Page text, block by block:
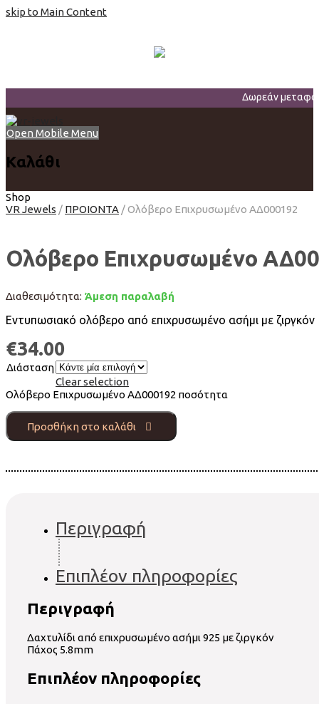
skip to Main Content
Δωρεάν
Open Mobile Menu
Καλάθι
Shop
VR Jewels / ΠΡΟΙΟΝΤΑ /Ολόβερο Επιχρυσωμένο ΑΔ000192
Ολόβερο Επιχρυσωμένο
Διαθεσιμότητα: Άμεση παραλαβή
Εντυπωσιακό ολόβερο από επιχρυσωμένο ασήμι με ζιργκόν
€34.00
Διάσταση
Clear selection
Ολόβερο Επιχρυσωμένο ΑΔ000192 ποσότητα
Προσθήκη στο καλάθι
Περιγραφή
Επιπλέον πληροφορίες
Περιγραφή
Δαχτυλίδι από επιχρυσωμένο ασήμι 925 με ζιργκόν
Πάχος 5.8mm
Επιπλέον πληροφορίες